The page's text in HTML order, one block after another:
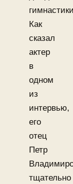
Как
сказал
актер
в
одном
из
интервью,
его
отец
Петр
тщательно